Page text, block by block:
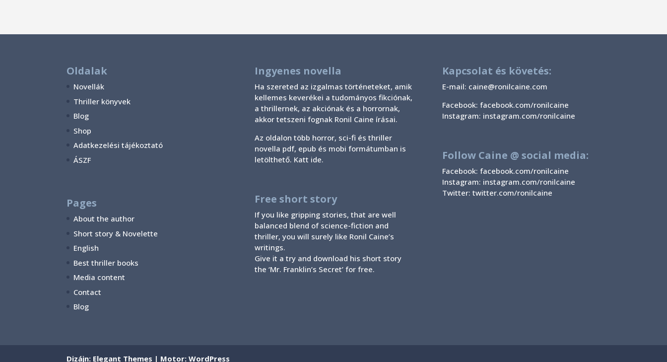
Oldalak
Novellák
Thriller könyvek
Blog
Shop
Adatkezelési tájékoztató
ÁSZF
Pages
About the author
Short story & Novelette
English
Best thriller books
Media content
Contact
Blog
Ingyenes novella
Ha szereted az izgalmas történeteket, amik
kellemes keverékei a tudományos fikciónak,
a thrillernek, az akciónak és a horrornak,
akkor tetszeni fognak Ronil Caine írásai.
Az oldalon több horror, sci-fi és thriller
novella pdf, epub és mobi formátumban is
letölthető. Katt ide.
Free short story
If you like gripping stories, that are well
balanced blend of science-fiction and
thriller, you will surely like Ronil Caine’s
writings.
Give it a try and download his short story
the ‘Mr. Franklin’s Secret’for free.
Kapcsolat és követés:
E-mail: caine@ronilcaine.com
Facebook: facebook.com/ronilcaine
Instagram: instagram.com/ronilcaine
Follow Caine @ social media:
Facebook: facebook.com/ronilcaine
Instagram: instagram.com/ronilcaine
Twitter: twitter.com/ronilcaine
Dizájn: Elegant Themes | Motor:WordPress